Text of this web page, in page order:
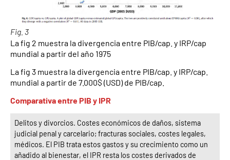
Fig. 3
La fig 2 muestra la divergencia entre PIB/cap. y IRP/cap
mundial a partir del año 1975
La fig 3 muestra la divergencia entre PIB/cap. y IRP/cap.
mundial a partir de 7.000$ (USD) de PIB/cap.
Comparativa entre PIB y IPR
Delitos y divorcios. Costes económicos de daños, sistema
judicial penal y carcelario; fracturas sociales, costes legales,
médicos. El PIB trata estos gastos y su crecimiento como un
añadido al bienestar, el IPR resta los costes derivados de